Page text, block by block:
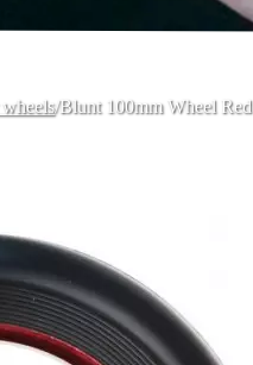
/Blunt 100mm Wheel Red